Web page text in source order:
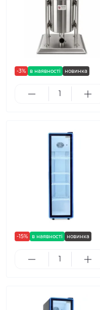
-3% в наявності новинка
-15% в наявності новинка